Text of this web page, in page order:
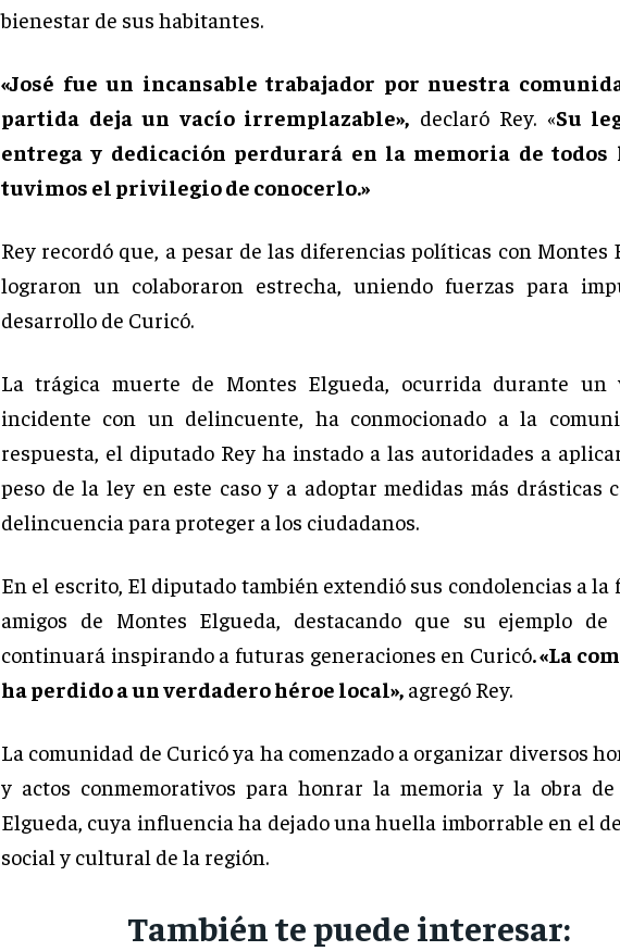
bienestar de sus habitantes.
«José fue un incansable trabajador por nuestra
partida deja un vacío irremplazable», declaró Rey. «Su
entrega y dedicación perdurará en la memoria de todos
tuvimos el privilegio de conocerlo.»
Rey recordó que, a pesar de las diferencias políticas con Montes
lograron un colaboraron estrecha, uniendo fuerzas para
desarrollo de Curicó.
La trágica muerte de Montes Elgueda, ocurrida durante un
incidente con un delincuente, ha conmocionado a la
respuesta, el diputado Rey ha instado a las autoridades a
peso de la ley en este caso y a adoptar medidas más drásticas
delincuencia para proteger a los ciudadanos.
En el escrito, El diputado también extendió sus condolencias a la
amigos de Montes Elgueda, destacando que su ejemplo de
continuará inspirando a futuras generaciones en Curicó. «La
ha perdido a un verdadero héroe local», agregó Rey.
La comunidad de Curicó ya ha comenzado a organizar diversos
y actos conmemorativos para honrar la memoria y la obra de
Elgueda, cuya influencia ha dejado una huella imborrable en el
social y cultural de la región.
También te puede interesar: